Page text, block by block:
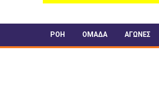
ΡΟΗ ΟΜΑΔΑ ΑΓΩΝΕΣ